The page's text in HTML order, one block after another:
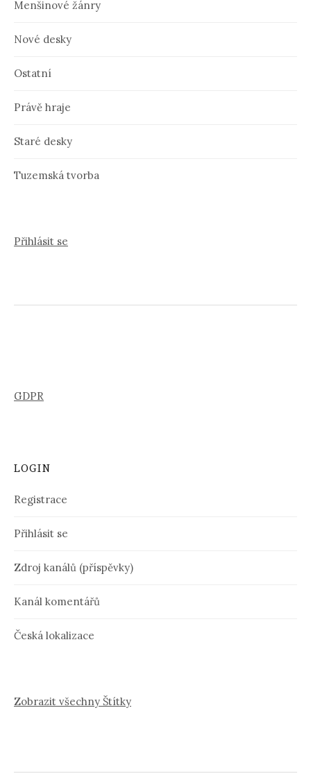
Menšinové žánry
Nové desky
Ostatní
Právě hraje
Staré desky
Tuzemská tvorba
Přihlásit se
GDPR
LOGIN
Registrace
Přihlásit se
Zdroj kanálů (příspěvky)
Kanál komentářů
Česká lokalizace
Zobrazit všechny Štítky